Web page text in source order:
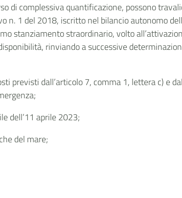
di complessiva quantificazione, possono
n. 1 del 2018, iscritto nel bilancio autonomo
stanziamento straordinario, volto
rinviando a successive
previsti dall’articolo 7, comma 1, lettera c) e
dell’11 aprile 2023;
del mare;